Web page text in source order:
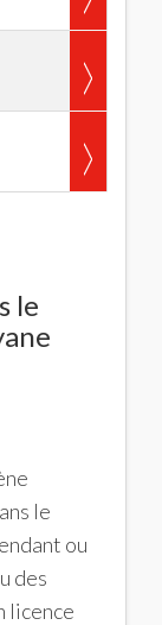
le
le
ou
des
licence